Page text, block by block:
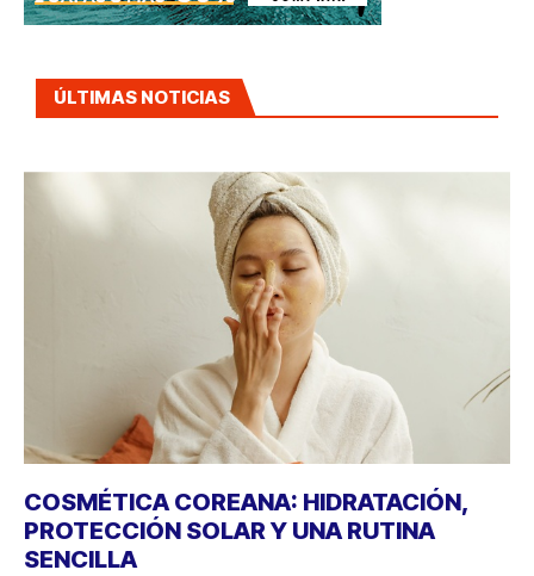
ÚLTIMAS NOTICIAS
COSMÉTICA COREANA: HIDRATACIÓN,
PROTECCIÓN SOLAR Y UNA RUTINA
SENCILLA